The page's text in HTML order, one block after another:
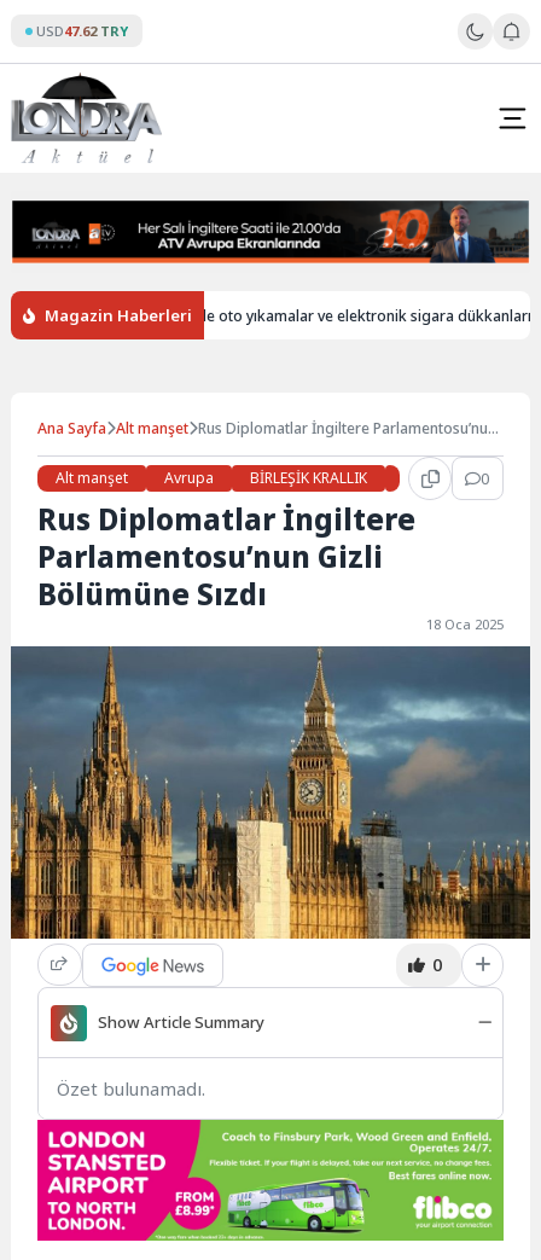
content
USD47.62 TRY
Magazin Haberleri
İngiltere’de oto yıkamalar ve elektronik sigara dükkanları hala
Ana Sayfa Alt manşet Rus Diplomatlar İngiltere Parlamentosu’nun
Alt manşet
Avrupa BİRLEŞİK KRALLIK Gündem 0
Rus Diplomatlar İngiltere
Parlamentosu’nun Gizli
Bölümüne Sızdı
18 Oca 2025
0
Show Article Summary
Özet bulunamadı.